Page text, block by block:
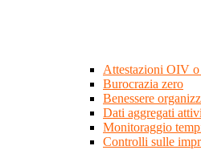
Attestazioni OIV o
Burocrazia zero
Benessere
Dati aggregati
Monitoraggio
Controlli sulle